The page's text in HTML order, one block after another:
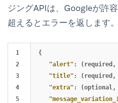
ジングAPIは、Googleが許
超えるとエラーを返します。
1
2
3
4
5
{
"alert" : (required ,
"title" : (required ,
"extra" : (optional ,